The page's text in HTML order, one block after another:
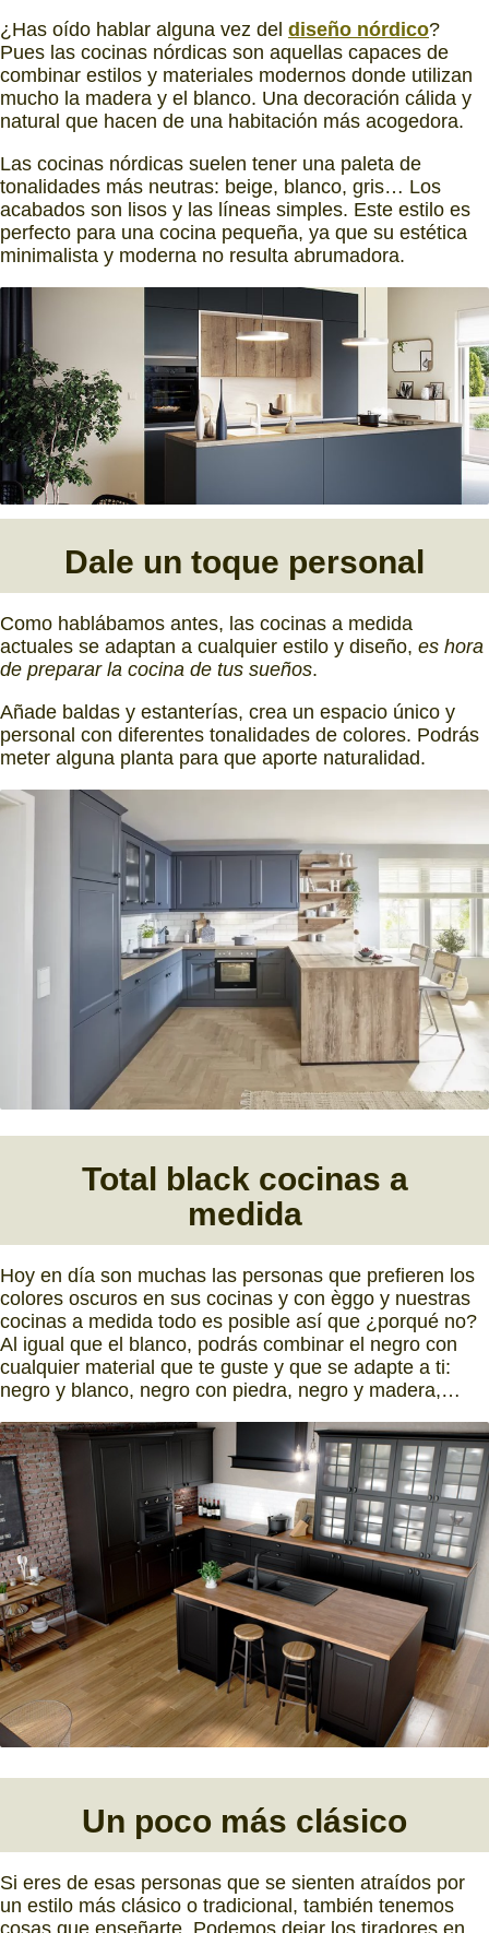
¿Has oído hablar alguna vez del diseño nórdico?
Pues las cocinas nórdicas son aquellas capaces de
combinar estilos y materiales modernos donde utilizan
mucho la madera y el blanco. Una decoración cálida y
natural que hacen de una habitación más acogedora.
Las cocinas nórdicas suelen tener una paleta de
tonalidades más neutras: beige, blanco, gris… Los
acabados son lisos y las líneas simples. Este estilo es
perfecto para una cocina pequeña, ya que su estética
minimalista y moderna no resulta abrumadora.
Dale un toque personal
Como hablábamos antes, las cocinas a medida
actuales se adaptan a cualquier estilo y diseño, es hora
de preparar la cocina de tus sueños.
Añade baldas y estanterías, crea un espacio único y
personal con diferentes tonalidades de colores. Podrás
meter alguna planta para que aporte naturalidad.
Total black cocinas a
medida
Hoy en día son muchas las personas que prefieren los
colores oscuros en sus cocinas y con èggo y nuestras
cocinas a medida todo es posible así que ¿porqué no?
Al igual que el blanco, podrás combinar el negro con
cualquier material que te guste y que se adapte a ti:
negro y blanco, negro con piedra, negro y madera,…
Un poco más clásico
Si eres de esas personas que se sienten atraídos por
un estilo más clásico o tradicional, también tenemos